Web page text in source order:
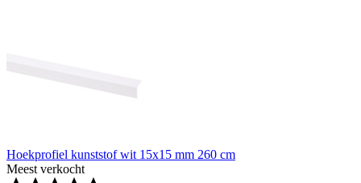
Hoekprofiel kunststof wit 15x15 mm 260 cm
Meest verkocht